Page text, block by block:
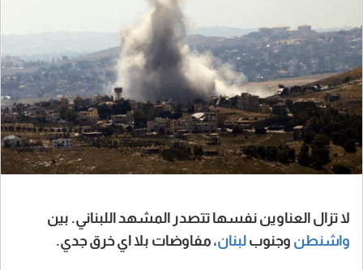
لا تزال العناوين نفسها تتصدر المشهد اللبناني. بين
واشنطن وجنوب لبنان، مفاوضات بلا اي خرق جدي.